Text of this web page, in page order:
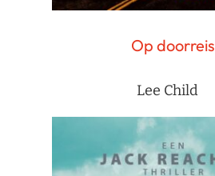
Op doorreis
Lee Child